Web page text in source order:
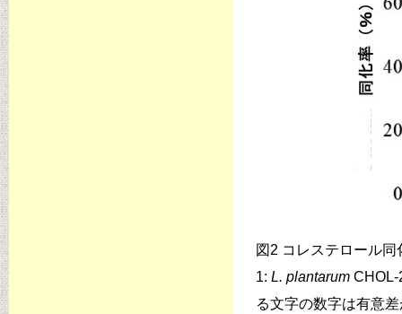
図2 コレステロール同
1: L. plantarum CHOL-
る文字の数字は有意